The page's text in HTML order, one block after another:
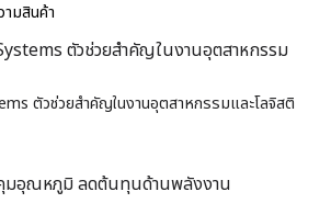
มสินค้า
ตัวช่วยสำคัญในงานอุตสาหกรรมและโลจิสติ